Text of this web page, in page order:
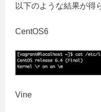
以下のような結果が得
CentOS6
Vine